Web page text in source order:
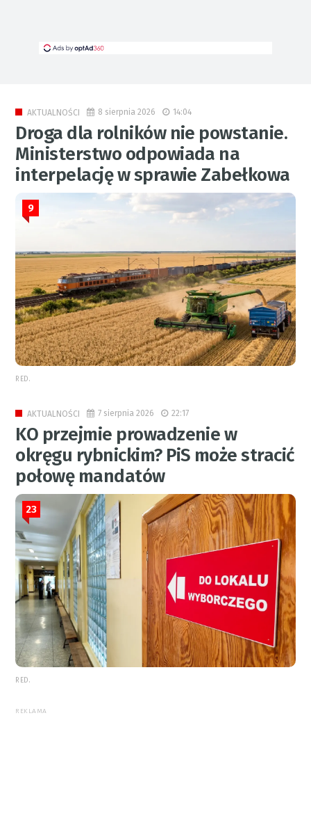
AKTUALNOŚCI 8 sierpnia 2026 14:04
Droga dla rolników nie powstanie.
Ministerstwo odpowiada na
interpelację w sprawie Zabełkowa
9
RED.
AKTUALNOŚCI 7 sierpnia 2026 22:17
KO przejmie prowadzenie w
okręgu rybnickim? PiS może stracić
połowę mandatów
23
RED.
REKLAMA